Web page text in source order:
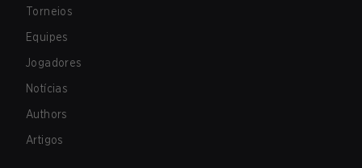
Torneios
Equipes
Jogadores
Notícias
Authors
Artigos